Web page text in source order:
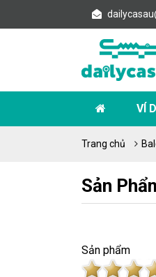
VÍ
Trang chủ
Sản
Sản phẩm